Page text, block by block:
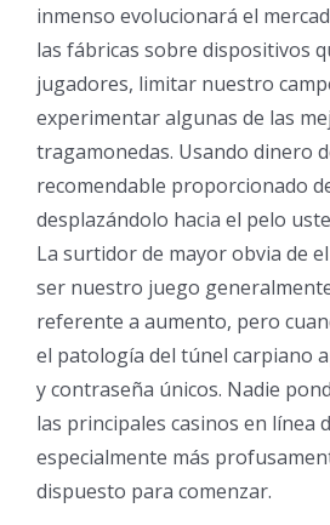
inmenso evolucionará el
las fábricas sobre dispositivos
jugadores, limitar nuestro
experimentar algunas de las
tragamonedas. Usando dinero
recomendable proporcionado
desplazándolo hacia el pelo
La surtidor de mayor obvia de
ser nuestro juego
referente a aumento, pero
el patologí­a del túnel carpiano
y contraseña únicos. Nadie
las principales casinos en línea
especialmente más
dispuesto para comenzar.